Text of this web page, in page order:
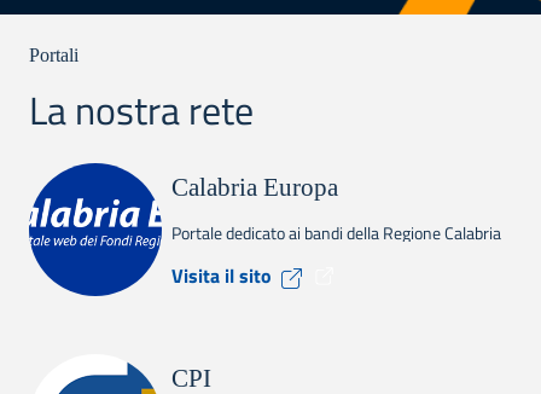
Portali
La nostra rete
Calabria Europa
Portale dedicato ai bandi della Regione Calabria
Visita il sito
CPI